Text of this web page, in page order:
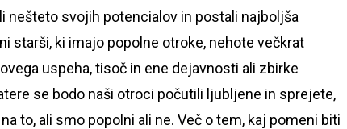
nešteto svojih potencialov in postali najboljša
starši, ki imajo popolne otroke, nehote večkrat
uspeha, tisoč in ene dejavnosti ali zbirke
se bodo naši otroci počutili ljubljene in sprejete,
to, ali smo popolni ali ne. Več o tem, kaj pomeni biti